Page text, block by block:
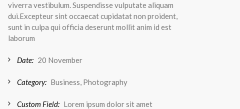
viverra vestibulum. Suspendisse vulputate aliquam
dui.Excepteur sint occaecat cupidatat non proident,
sunt in culpa qui officia deserunt mollit anim id est
laborum
Date: 20 November
Category: Business, Photography
Custom Field: Lorem ipsum dolor sit amet